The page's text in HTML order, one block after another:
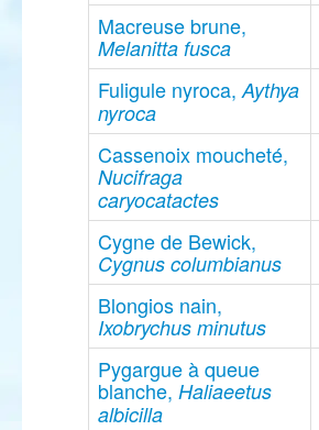
Macreuse brune,
Melanitta fusca
Fuligule nyroca,Aythya
nyroca
Cassenoix moucheté,
Nucifraga
caryocatactes
Cygne de Bewick,
Cygnus columbianus
Blongios nain,
Ixobrychus minutus
Pygargue à queue
blanche, Haliaeetus
albicilla